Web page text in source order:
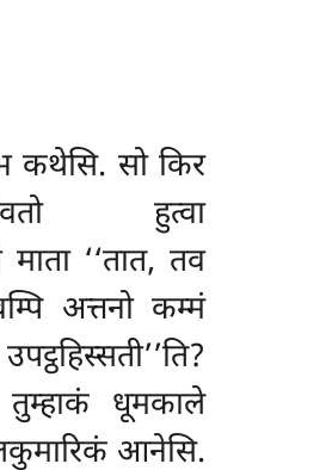
कथेसि. सो किर
हुत्वा
‘‘तात, तव
अत्तनो कम्मं
तुम्हाकं धूमकाले
आनेसि.